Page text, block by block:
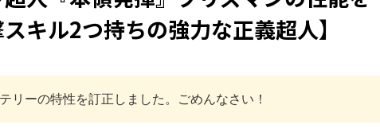
キル2つ持ちの強力な正義超人】
リーの特性を訂正しました。ごめんなさい！